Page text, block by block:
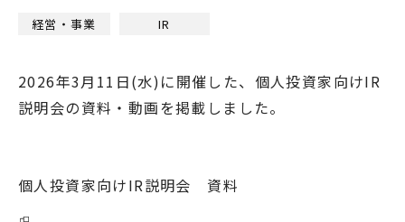
株主・投資家情報
経営・事業 IR
2026年3月11日(水)に開催した、個人投資家向けIR
説明会の資料・動画を掲載しました。
個人投資家向けIR説明会 資料